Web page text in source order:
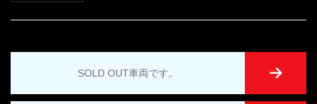
SOLD OUT車両です。